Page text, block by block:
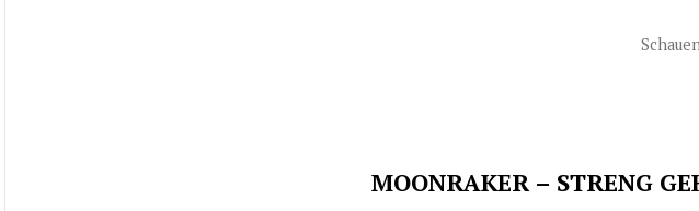
MOONRAKER – STRENG